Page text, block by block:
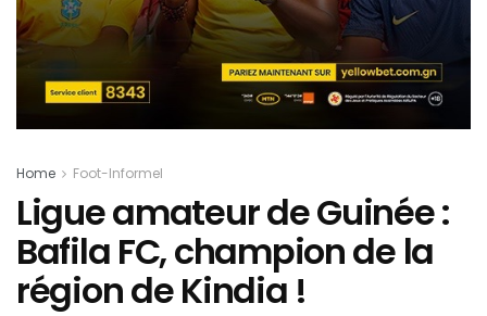
Home Foot-Informel
Ligue amateur de Guinée :
Bafila FC, champion de la
région de Kindia !